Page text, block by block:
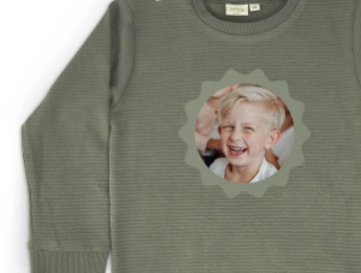
4,8 (basierend auf +15.000
Unsere Geschenke begeistern. Kunden
4,8 bei Google Reviews
die wir versenden).
+49 39292 929695